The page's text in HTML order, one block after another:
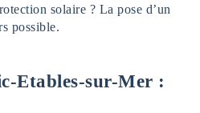
solaire ? La pose d’un
possible.
Etables-sur-Mer :